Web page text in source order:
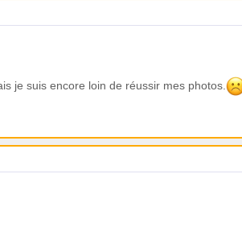
je suis encore loin de réussir mes photos.